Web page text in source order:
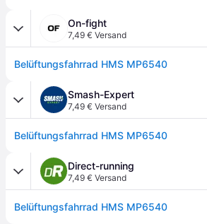
On-fight
7,49 € Versand
Belüftungsfahrrad HMS MP6540
Smash-Expert
7,49 € Versand
Belüftungsfahrrad HMS MP6540
Direct-running
7,49 € Versand
Belüftungsfahrrad HMS MP6540